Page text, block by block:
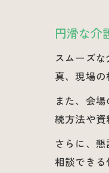
円滑な介
スムーズ
真、現場
また、会
続方法や資
さらに、
相談できる